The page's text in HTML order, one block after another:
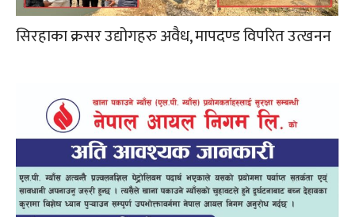
सिरहाका क्रसर उद्योगहरु अवैध, मापदण्ड विपरित उत्खनन